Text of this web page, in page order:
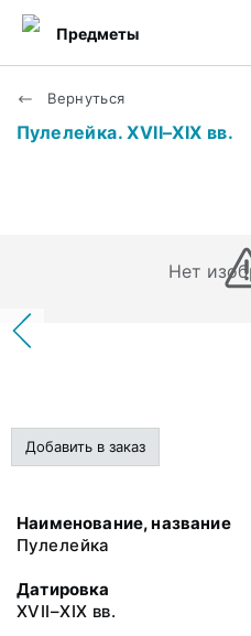
Предметы
Вернуться
Пулелейка. XVII–XIX вв.
Нет
Добавить в заказ
Наименование, название
Пулелейка
Датировка
XVII–XIX вв.